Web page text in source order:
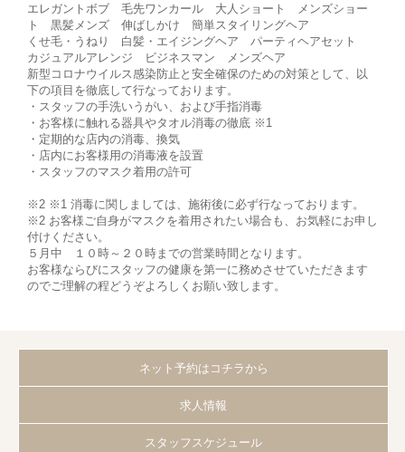
エレガントボブ 毛先ワンカール 大人ショート メンズショー
ト 黒髪メンズ 伸ばしかけ 簡単スタイリングヘア
くせ毛・うねり 白髪・エイジングヘア パーティヘアセット
カジュアルアレンジ ビジネスマン メンズヘア
新型コロナウイルス感染防止と安全確保のための対策として、以
下の項目を徹底して行なっております。
・スタッフの手洗いうがい、および手指消毒
・お客様に触れる器具やタオル消毒の徹底 ※1
・定期的な店内の消毒、換気
・店内にお客様用の消毒液を設置
・スタッフのマスク着用の許可
※2 ※1 消毒に関しましては、施術後に必ず行なっております。
※2 お客様ご自身がマスクを着用されたい場合も、お気軽にお申し
付けください。
５月中 １０時～２０時までの営業時間となります。
お客様ならびにスタッフの健康を第一に務めさせていただきます
のでご理解の程どうぞよろしくお願い致します。
ネット予約はコチラから
求人情報
スタッフスケジュール